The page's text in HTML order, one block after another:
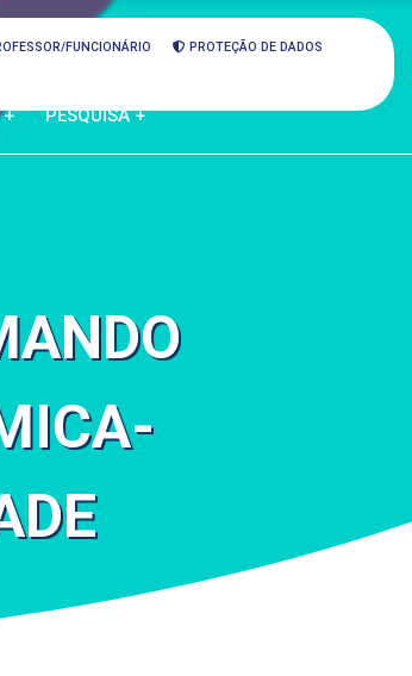
FUNCIONÁRIO PROTEÇÃO DE DADOS
+ PESQUISA +